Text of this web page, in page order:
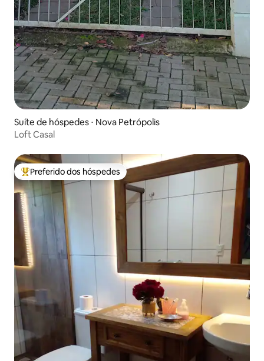
Suíte de hóspedes ⋅ Nova Petrópolis
Loft Casal
Entre os melhores preferidos dos hóspedes
Preferido dos hóspedes